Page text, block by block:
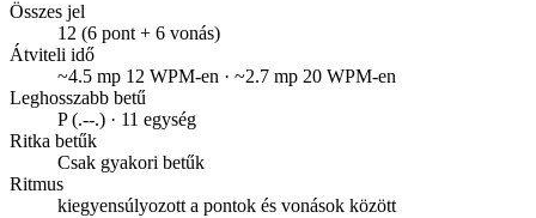
Összes jel
12 (6 pont + 6 vonás)
Átviteli idő
~4.5 mp 12 WPM-en · ~2.7 mp 20 WPM-en
Leghosszabb betű
P (.--.) · 11 egység
Ritka betűk
Csak gyakori betűk
Ritmus
kiegyensúlyozott a pontok és vonások között